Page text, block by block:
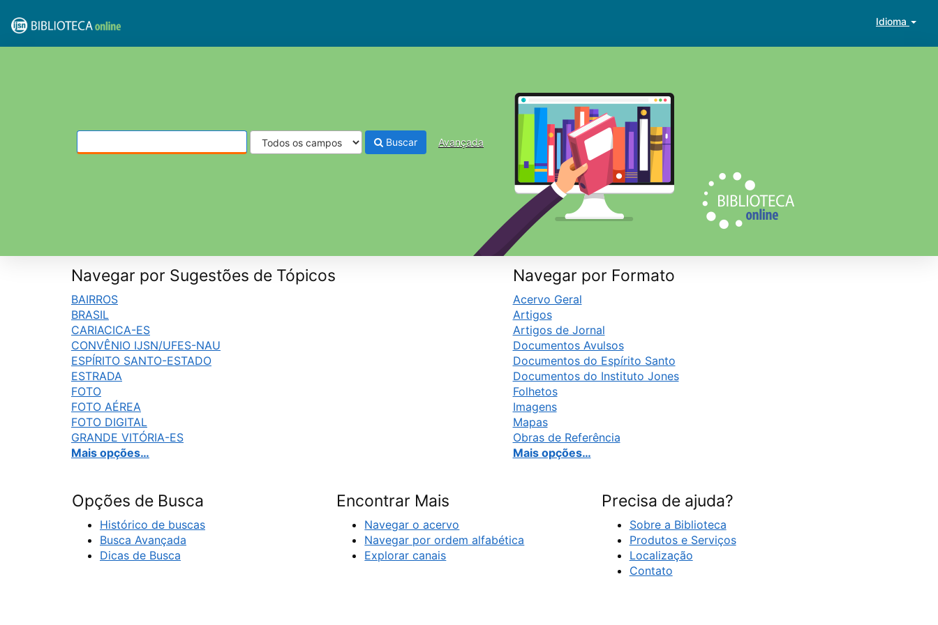
VuFind Idioma
Buscar Avançada
Navegar por Sugestões de Tópicos
BAIRROS
BRASIL
CARIACICA-ES
CONVÊNIO IJSN/UFES-NAU
ESPÍRITO SANTO-ESTADO
ESTRADA
FOTO
FOTO AÉREA
FOTO DIGITAL
GRANDE VITÓRIA-ES
Mais opções…
Navegar por Formato
Acervo Geral
Artigos
Artigos de Jornal
Documentos Avulsos
Documentos do Espírito Santo
Documentos do Instituto Jones
Folhetos
Imagens
Mapas
Obras de Referência
Mais opções…
Opções de Busca
Histórico de buscas
Busca Avançada
Dicas de Busca
Encontrar Mais
Navegar o acervo
Navegar por ordem alfabética
Explorar canais
Precisa de ajuda?
Sobre a Biblioteca
Produtos e Serviços
Localização
Contato